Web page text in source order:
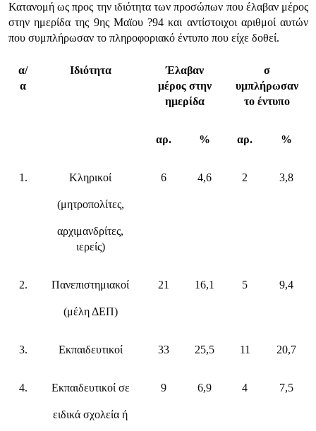
Κατανομή ως προς την ιδιότητα των προσώπων που έλαβαν μέρος
στην ημερίδα της 9ης Μαϊου ?94 και αντίστοιχοι αριθμοί αυτών
που συμπλήρωσαν το πληροφοριακό έντυπο που είχε δοθεί.
α/
α
Ιδιότητα
Έλαβαν
μέρος στην
ημερίδα
σ
υμπλήρωσαν
το έντυπο
αρ. % αρ. %
1. Κληρικοί
(μητροπολίτες,
αρχιμανδρίτες,
ιερείς)
6 4,6 2 3,8
2. Πανεπιστημιακοί
(μέλη ΔΕΠ)
21 16,1 5 9,4
3. Εκπαιδευτικοί 33 25,5 11 20,7
4. Εκπαιδευτικοί σε
ειδικά σχολεία ή
9 6,9 4 7,5